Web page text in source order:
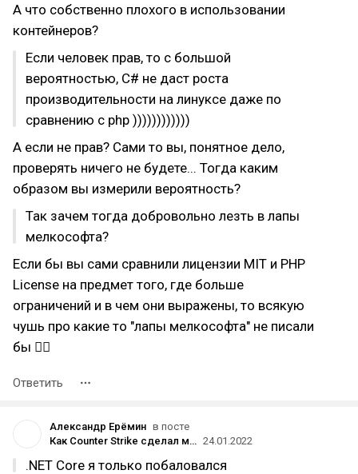
А что собственно плохого в использовании
контейнеров?
Если человек прав, то с большой
вероятностью, С# не даст роста
производительности на линуксе даже по
сравнению с php ))))))))))))
А если не прав? Сами то вы, понятное дело,
проверять ничего не будете... Тогда каким
образом вы измерили вероятность?
Так зачем тогда добровольно лезть в лапы
мелкософта?
Если бы вы сами сравнили лицензии MIT и PHP
License на предмет того, где больше
ограничений и в чем они выражены, то всякую
чушь про какие то "лапы мелкософта" не писали
бы 🤦‍♂️
Ответить
Александр Ерёмин в посте
Как Counter Strike сделал меня веб-разработчиком и как я открыл свою веб-студию 24.01.2022
.NET Core я только побаловался